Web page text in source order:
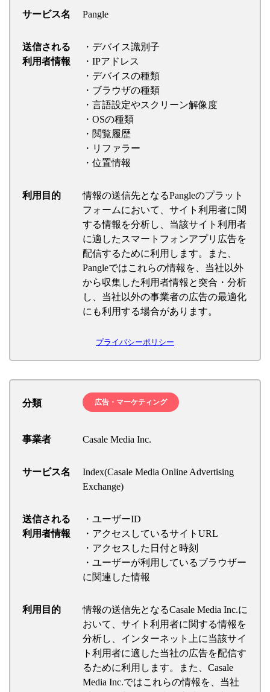
サービス名 Pangle
送信される
利用者情報
・デバイス識別子
・IPアドレス
・デバイスの種類
・ブラウザの種類
・言語設定やスクリーン解像度
・OSの種類
・閲覧履歴
・リファラー
・位置情報
利用目的
情報の送信先となるPangleのプラット
フォームにおいて、サイト利用者に関
する情報を分析し、当該サイト利用者
に適したスマートフォンアプリ広告を
配信するために利用します。また、
Pangleではこれらの情報を、当社以外
から収集した利用者情報と突合・分析
し、当社以外の事業者の広告の最適化
にも利用する場合があります。
プライバシーポリシー
分類 広告・マーケティング
事業者 Casale Media Inc.
サービス名
Index(Casale Media Online Advertising
Exchange)
送信される
利用者情報
・ユーザーID
・アクセスしているサイトURL
・アクセスした日付と時刻
・ユーザーが利用しているブラウザー
に関連した情報
利用目的
情報の送信先となるCasale Media Inc.に
おいて、サイト利用者に関する情報を
分析し、インターネット上に当該サイ
ト利用者に適した当社の広告を配信す
るために利用します。また、Casale
Media Inc.ではこれらの情報を、当社